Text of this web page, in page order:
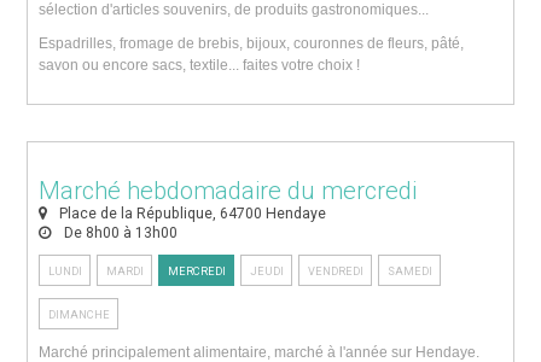
sélection d'articles souvenirs, de produits gastronomiques...
Espadrilles, fromage de brebis, bijoux, couronnes de fleurs, pâté,
savon ou encore sacs, textile... faites votre choix !
Marché hebdomadaire du mercredi
Place de la République, 64700 Hendaye
De 8h00 à 13h00
LUNDI MARDI MERCREDI JEUDI VENDREDI SAMEDI
DIMANCHE
Marché principalement alimentaire, marché à l'année sur Hendaye.